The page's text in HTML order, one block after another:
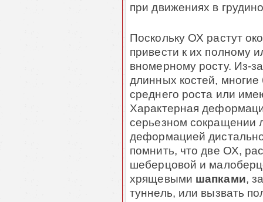
при движе­ниях в
Поскольку ОХ растут
привести к их полному
вномерному росту. Из-
длинных костей,
среднего роста или
Характерная
серьезном сокращении
деформацией
помнить, что две ОХ,
шеберцо­вой и
хрящевыми шапками,
туннель, или вызвать